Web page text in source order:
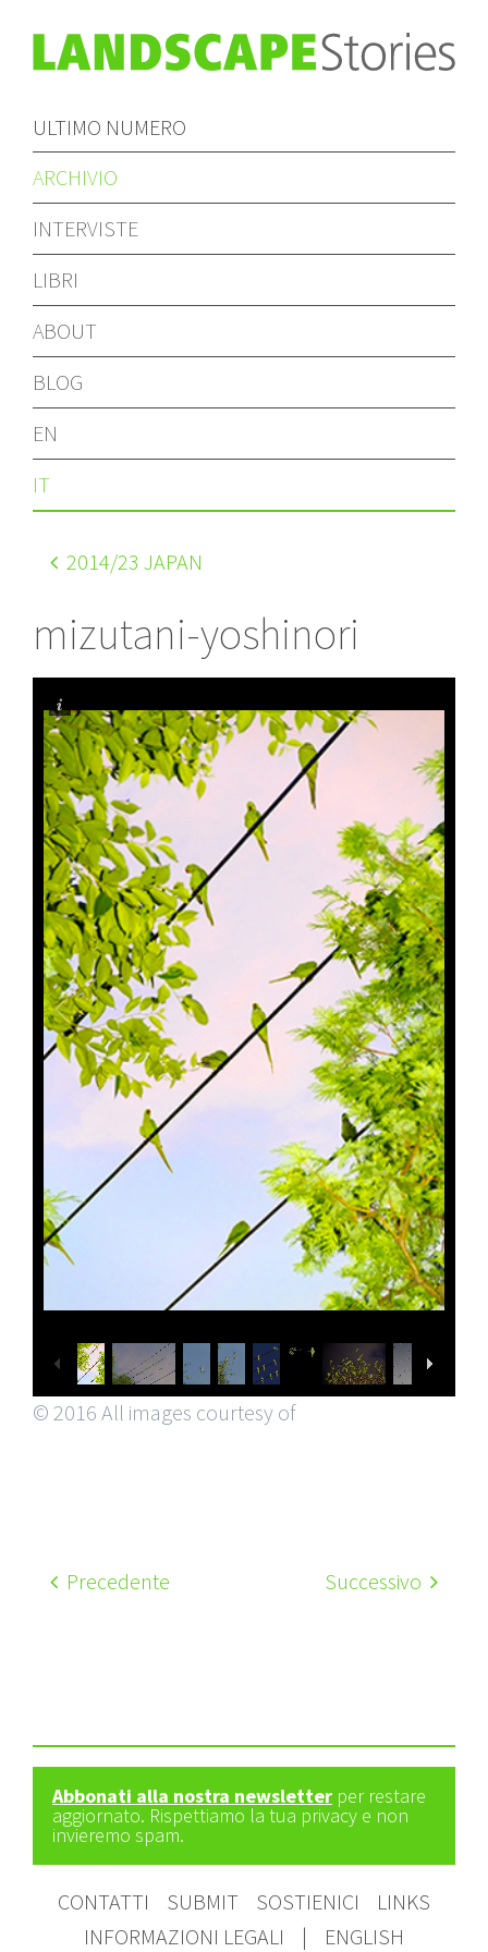
ULTIMO NUMERO
ARCHIVIO
INTERVISTE
LIBRI
ABOUT
BLOG
EN
IT
2014/23 JAPAN
mizutani-yoshinori
© 2016 All images courtesy of
Precedente Successivo
Abbonati alla nostra newsletter per restare
aggiornato. Rispettiamo la tua privacy e non
invieremo spam.
CONTATTI SUBMIT SOSTIENICI
LINKS
INFORMAZIONI LEGALI
| ENGLISH